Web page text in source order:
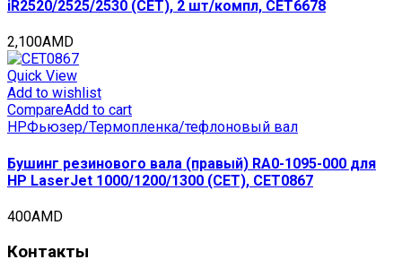
iR2520/2525/2530 (CET), 2 шт/компл, CET6678
2,100AMD
Quick View
Add to wishlist
CompareAdd to cart
HPФьюзер/Термопленка/тефлоновый вал
Бушинг резинового вала (правый) RA0-1095-000 для
HP LaserJet 1000/1200/1300 (CET), CET0867
400AMD
Контакты